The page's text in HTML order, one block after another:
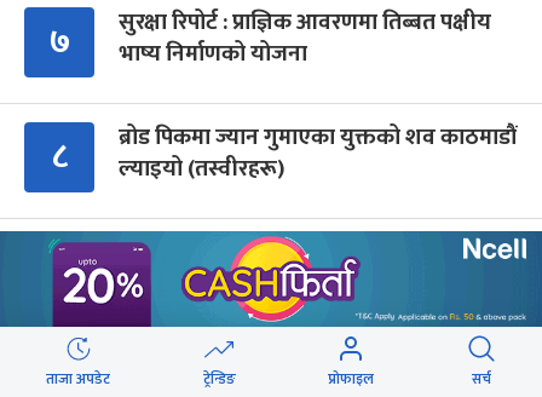
७
सुरक्षा रिपोर्ट : प्राज्ञिक आवरणमा तिब्बत पक्षीय
भाष्य निर्माणको योजना
८
ब्रोड पिकमा ज्यान गुमाएका युक्तको शव काठमाडौं
ल्याइयो (तस्वीरहरू)
९
कांग्रेस संस्थापन इतर समूहको राष्ट्रिय भेलालाई
देउवाले सम्बोधन गर्ने
Advertisment
ताजा अपडेट ट्रेन्डिङ प्रोफाइल सर्च